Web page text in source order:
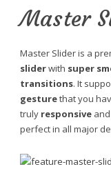
Master
Master Slider is a
sliderwith super
transitions. It
gesturethat you
truly responsive and
perfect in all major